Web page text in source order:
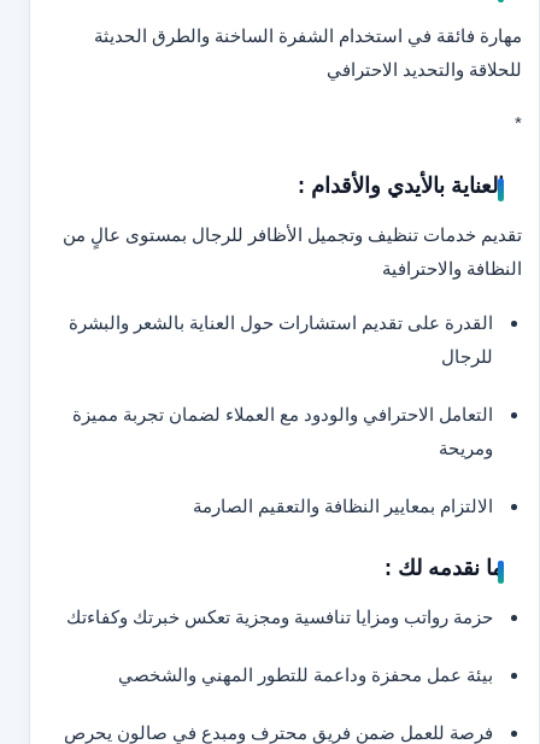
مهارة فائقة في استخدام الشفرة الساخنة والطرق الحديثة
للحلاقة والتحديد الاحترافي
*
العناية بالأيدي والأقدام :
تقديم خدمات تنظيف وتجميل الأظافر للرجال بمستوى عالٍ من
النظافة والاحترافية
القدرة على تقديم استشارات حول العناية بالشعر والبشرة
للرجال
التعامل الاحترافي والودود مع العملاء لضمان تجربة مميزة
ومريحة
الالتزام بمعايير النظافة والتعقيم الصارمة
ما نقدمه لك :
حزمة رواتب ومزايا تنافسية ومجزية تعكس خبرتك وكفاءتك
بيئة عمل محفزة وداعمة للتطور المهني والشخصي
فرصة للعمل ضمن فريق محترف ومبدع في صالون يحرص